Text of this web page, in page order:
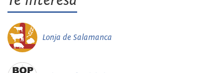
Lonja de Salamanca